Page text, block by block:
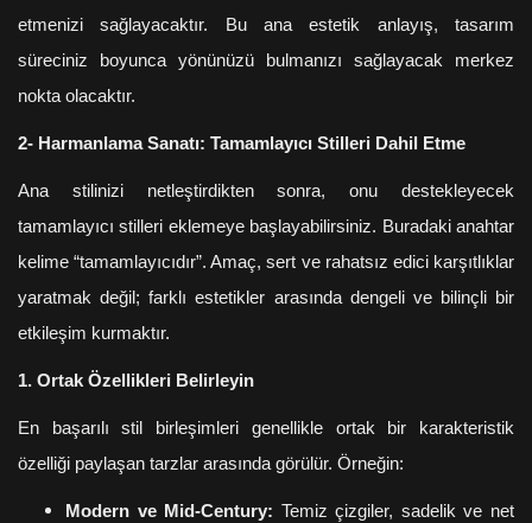
etmenizi sağlayacaktır. Bu ana estetik anlayış, tasarım
süreciniz boyunca yönünüzü bulmanızı sağlayacak merkez
nokta olacaktır.
2- Harmanlama Sanatı: Tamamlayıcı Stilleri Dahil Etme
Ana stilinizi netleştirdikten sonra, onu destekleyecek
tamamlayıcı stilleri eklemeye başlayabilirsiniz. Buradaki anahtar
kelime “tamamlayıcıdır”. Amaç, sert ve rahatsız edici karşıtlıklar
yaratmak değil; farklı estetikler arasında dengeli ve bilinçli bir
etkileşim kurmaktır.
1. Ortak Özellikleri Belirleyin
En başarılı stil birleşimleri genellikle ortak bir karakteristik
özelliği paylaşan tarzlar arasında görülür. Örneğin:
Modern ve Mid-Century: Temiz çizgiler, sadelik ve net